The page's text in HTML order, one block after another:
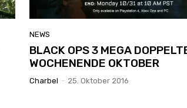
NEWS
BLACK OPS 3 MEGA
WOCHENENDE OKTOBER
Charbel - 25. Oktober 2016